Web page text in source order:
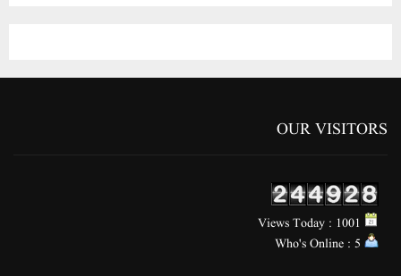
OUR VISITORS